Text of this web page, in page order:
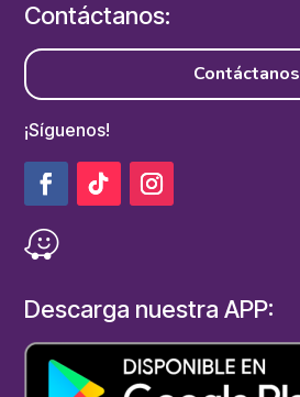
Contáctanos:
Contáctanos
¡Síguenos!
Descarga nuestra APP: